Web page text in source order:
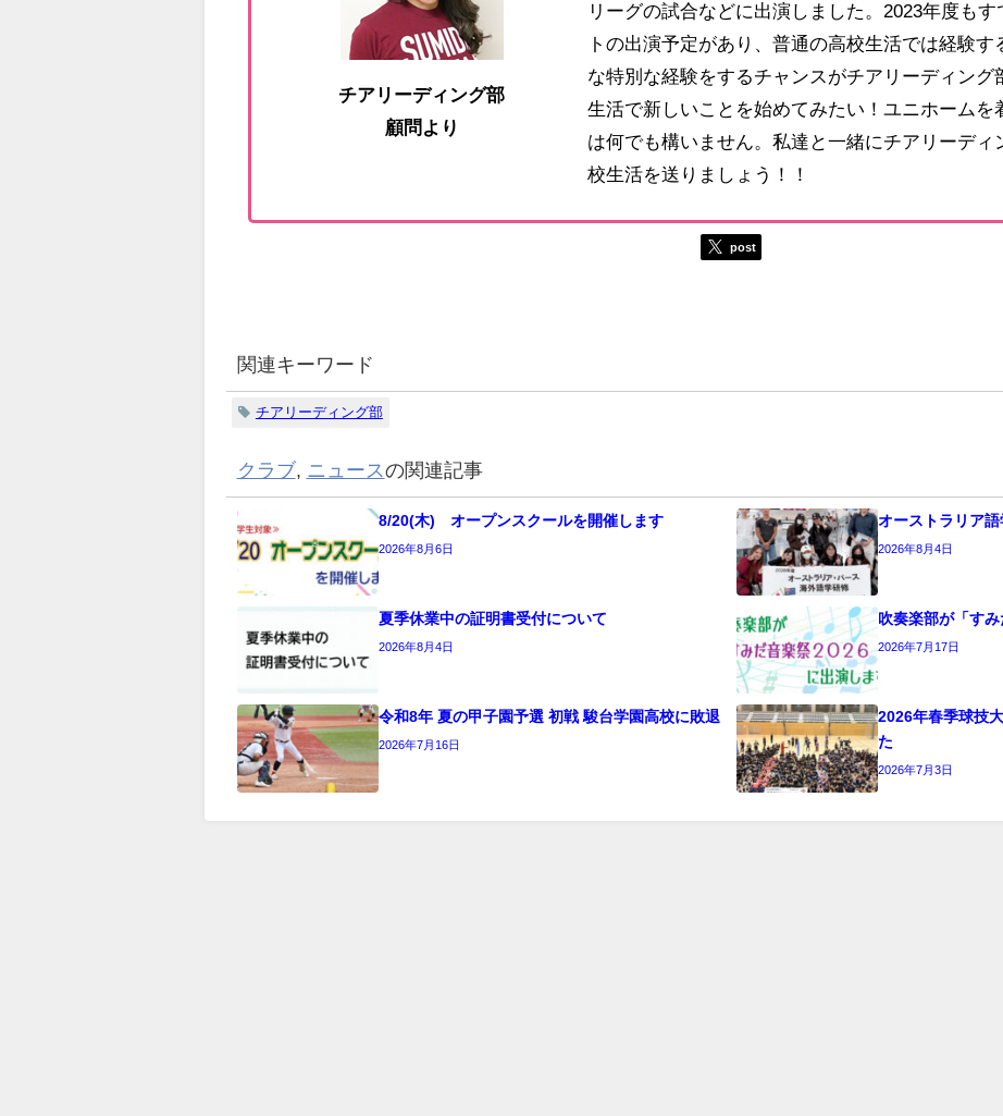
チアリーディング部
顧問より
リーグの試合などに出演しました。2023年度も
トの出演予定があり、普通の高校生活では経験す
な特別な経験をするチャンスがチアリーディング
生活で新しいことを始めてみたい！ユニホームを
は何でも構いません。私達と一緒にチアリーディ
校生活を送りましょう！！
post
関連キーワード
チアリーディング部
クラブ, ニュースの関連記事
8/20(木) オープンスクールを開催します
2026年8月6日
オーストラリア
2026年8月4日
夏季休業中の証明書受付について
2026年8月4日
吹奏楽部が「す
2026年7月17日
令和8年 夏の甲子園予選 初戦 駿台学園高校に敗退
2026年7月16日
2026年春季球技
た
2026年7月3日